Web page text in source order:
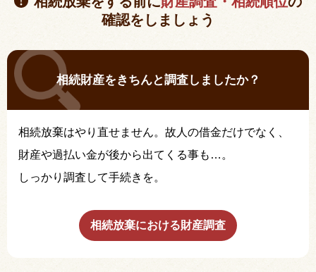
確認をしましょう
相続財産をきちんと調査しましたか？
相続放棄はやり直せません。故人の借金だけでなく、
財産や過払い金が後から出てくる事も…。
しっかり調査して手続きを。
相続放棄における財産調査